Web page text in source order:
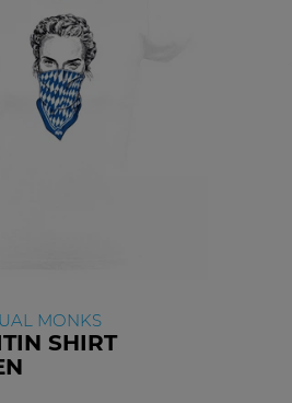
MONKS
SHIRT